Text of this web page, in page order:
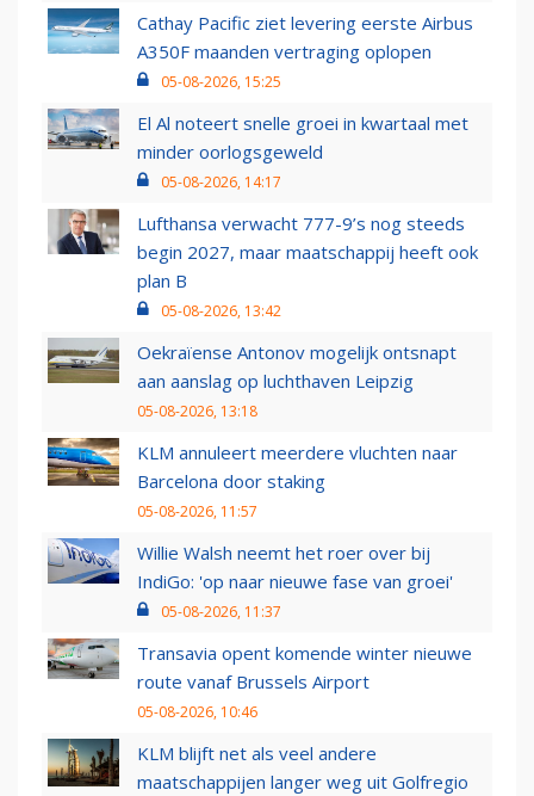
Cathay Pacific ziet levering eerste Airbus
A350F maanden vertraging oplopen
05-08-2026, 15:25
El Al noteert snelle groei in kwartaal met
minder oorlogsgeweld
05-08-2026, 14:17
Lufthansa verwacht 777-9’s nog steeds
begin 2027, maar maatschappij heeft ook
plan B
05-08-2026, 13:42
Oekraïense Antonov mogelijk ontsnapt
aan aanslag op luchthaven Leipzig
05-08-2026, 13:18
KLM annuleert meerdere vluchten naar
Barcelona door staking
05-08-2026, 11:57
Willie Walsh neemt het roer over bij
IndiGo: 'op naar nieuwe fase van groei'
05-08-2026, 11:37
Transavia opent komende winter nieuwe
route vanaf Brussels Airport
05-08-2026, 10:46
KLM blijft net als veel andere
maatschappijen langer weg uit Golfregio